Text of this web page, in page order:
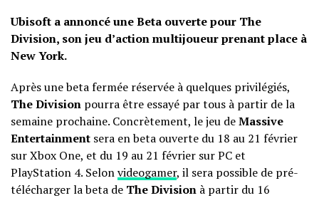
Ubisoft a annoncé une Beta ouverte pour The
Division, son jeu d’action multijoueur prenant place à
New York.
Après une beta fermée réservée à quelques privilégiés,
The Division pourra être essayé par tous à partir de la
semaine prochaine. Concrètement, le jeu deMassive
Entertainment sera en beta ouverte du 18 au 21 février
sur Xbox One, et du 19 au 21 février sur PC et
PlayStation 4. Selonvideogamer, il sera possible de pré-
télécharger la beta de The Division à partir du 16